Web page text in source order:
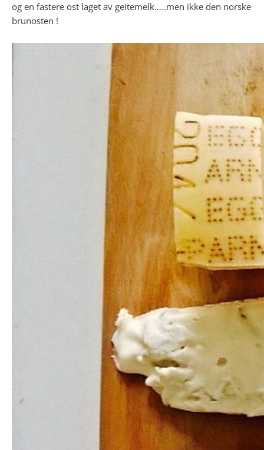
og en fastere ost laget av geitemelk…..men ikke den norske
brunosten !